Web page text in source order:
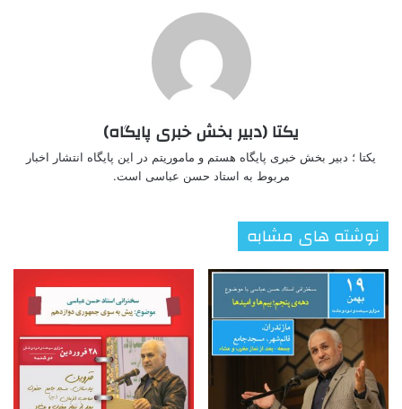
یکتا (دبیر بخش خبری پایگاه)
یکتا ؛ دبیر بخش خبری پایگاه هستم و ماموریتم در این پایگاه انتشار اخبار
مربوط به استاد حسن عباسی است.
نوشته های مشابه